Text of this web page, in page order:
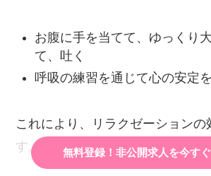
お腹に手を当てて、ゆっくり
て、吐く
呼吸の練習を通じて心の安定
これにより、リラクゼーションの
す。
無料登録！非公開求人を今す